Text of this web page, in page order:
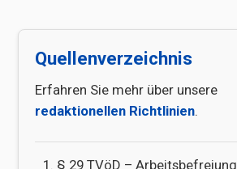
Quellenverzeichnis
Erfahren Sie mehr über unsere
redaktionellen Richtlinien.
§ 29 TVöD – Arbeitsbefreiung